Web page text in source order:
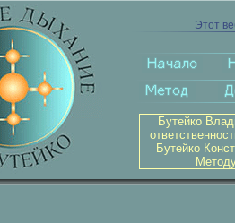
Этот
Бутейко
Бутейко